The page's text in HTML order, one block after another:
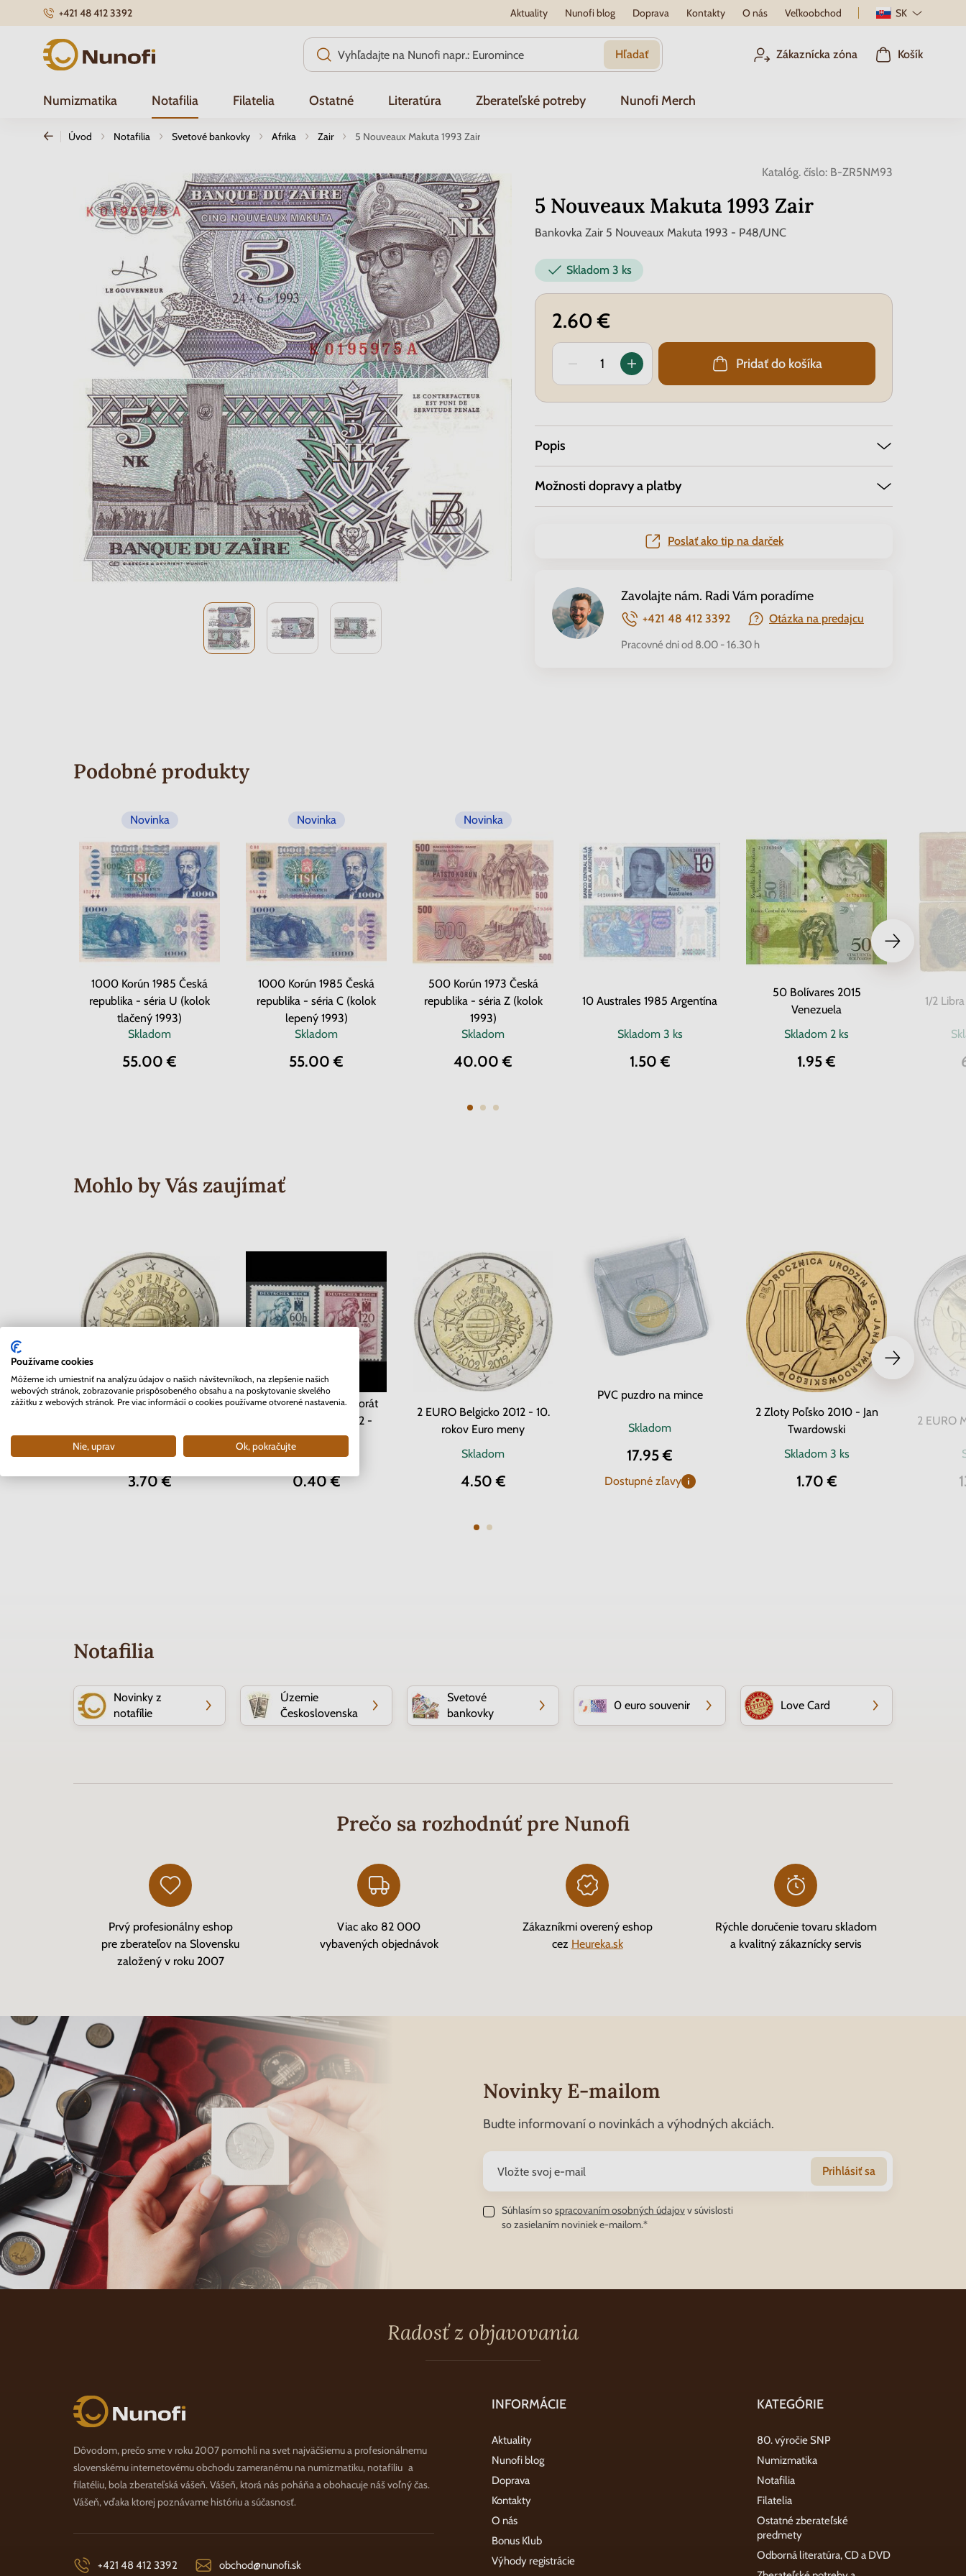
+421 48 412 3392 Aktuality Nunofi blog Doprava Kontakty O nás Veľkoobchod SK
Nunofi.sk Hľadať Zákaznícka zóna Košík
Numizmatika Notafilia Filatelia Ostatné Literatúra Zberateľské potreby Nunofi Merch
Úvod Notafilia Svetové bankovky Afrika Zair 5 Nouveaux Makuta 1993 Zair
Katalóg. číslo: B-ZR5NM93
5 Nouveaux Makuta 1993 Zair
Bankovka Zair 5 Nouveaux Makuta 1993 - P48/UNC
Skladom 3 ks
2.60 €
Pridať do košíka
Popis
Možnosti dopravy a platby
Poslať ako tip na darček
Zavolajte nám. Radi Vám poradíme
+421 48 412 3392 Otázka na predajcu
Pracovné dni od 8.00 - 16.30 h
Podobné produkty
Novinka
1000 Korún 1985 Česká
republika - séria U (kolok
tlačený 1993)
Skladom
55.00 €
Novinka
1000 Korún 1985 Česká
republika - séria C (kolok
lepený 1993)
Skladom
55.00 €
Novinka
500 Korún 1973 Česká
republika - séria Z (kolok
1993)
Skladom
40.00 €
10 Australes 1985 Argentína
Skladom 3 ks
1.50 €
50 Bolívares 2015
Venezuela
Skladom 2 ks
1.95 €
1/2
Mohlo by Vás zaujímať
Skladom
3.70 €
Séria známok Protektorát
Čechy a Morava 1942 -
Červený kríž
Skladom2 ks
0.40 €
2 EURO Belgicko 2012 - 10.
rokov Euro meny
Skladom
4.50 €
PVC puzdro na mince
Skladom
17.95 €
Dostupné zľavy
2 Zloty Poľsko 2010 - Jan
Twardowski
Skladom 3 ks
1.70 €
2 EURO
Notafilia
Novinky z
notafílie
Územie
Československa
Svetové
bankovky
0 euro souvenir Love Card
Prečo sa rozhodnúť pre Nunofi
Prvý profesionálny eshop
pre zberateľov na Slovensku
založený v roku 2007
Viac ako 82 000
vybavených objednávok
Zákazníkmi overený eshop
cez Heureka.sk
Rýchle doručenie tovaru skladom
a kvalitný zákaznícky servis
Novinky E-mailom
Budte informovaní o novinkách a výhodných akciách.
Prihlásiť sa
Súhlasím sospracovaním osobných údajovv súvislosti
so zasielaním noviniek e-mailom.*
Radosť z objavovania
Nunofi.sk
Dôvodom, prečo sme v roku 2007 pomohli na svet najväčšiemu a profesionálnemu
slovenskému internetovému obchodu zameranému na numizmatiku, notafíliu a
filatéliu, bola zberateľská vášeň. Vášeň, ktorá nás poháňa a obohacuje náš voľný čas.
Vášeň, vďaka ktorej poznávame históriu a súčasnosť.
+421 48 412 3392 obchod@nunofi.sk
INFORMÁCIE
Aktuality
Nunofi blog
Doprava
Kontakty
O nás
Bonus Klub
Výhody registrácie
KATEGÓRIE
80. výročie SNP
Numizmatika
Notafilia
Filatelia
Ostatné zberateľské
predmety
Odborná literatúra, CD a DVD
Používame cookies
Môžeme ich umiestniť na analýzu údajov o našich návštevníkoch, na zlepšenie našich
webových stránok, zobrazovanie prispôsobeného obsahu a na poskytovanie skvelého
zážitku z webových stránok. Pre viac informácií o cookies používame otvorené nastavenia.
Nie, uprav Ok, pokračujte